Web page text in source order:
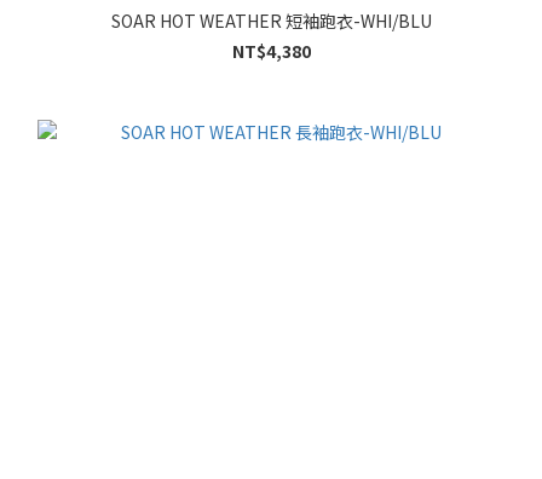
SOAR HOT WEATHER 短袖跑衣-WHI/BLU
NT$4,380